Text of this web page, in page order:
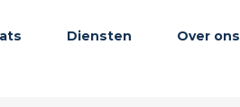
Diensten Over ons